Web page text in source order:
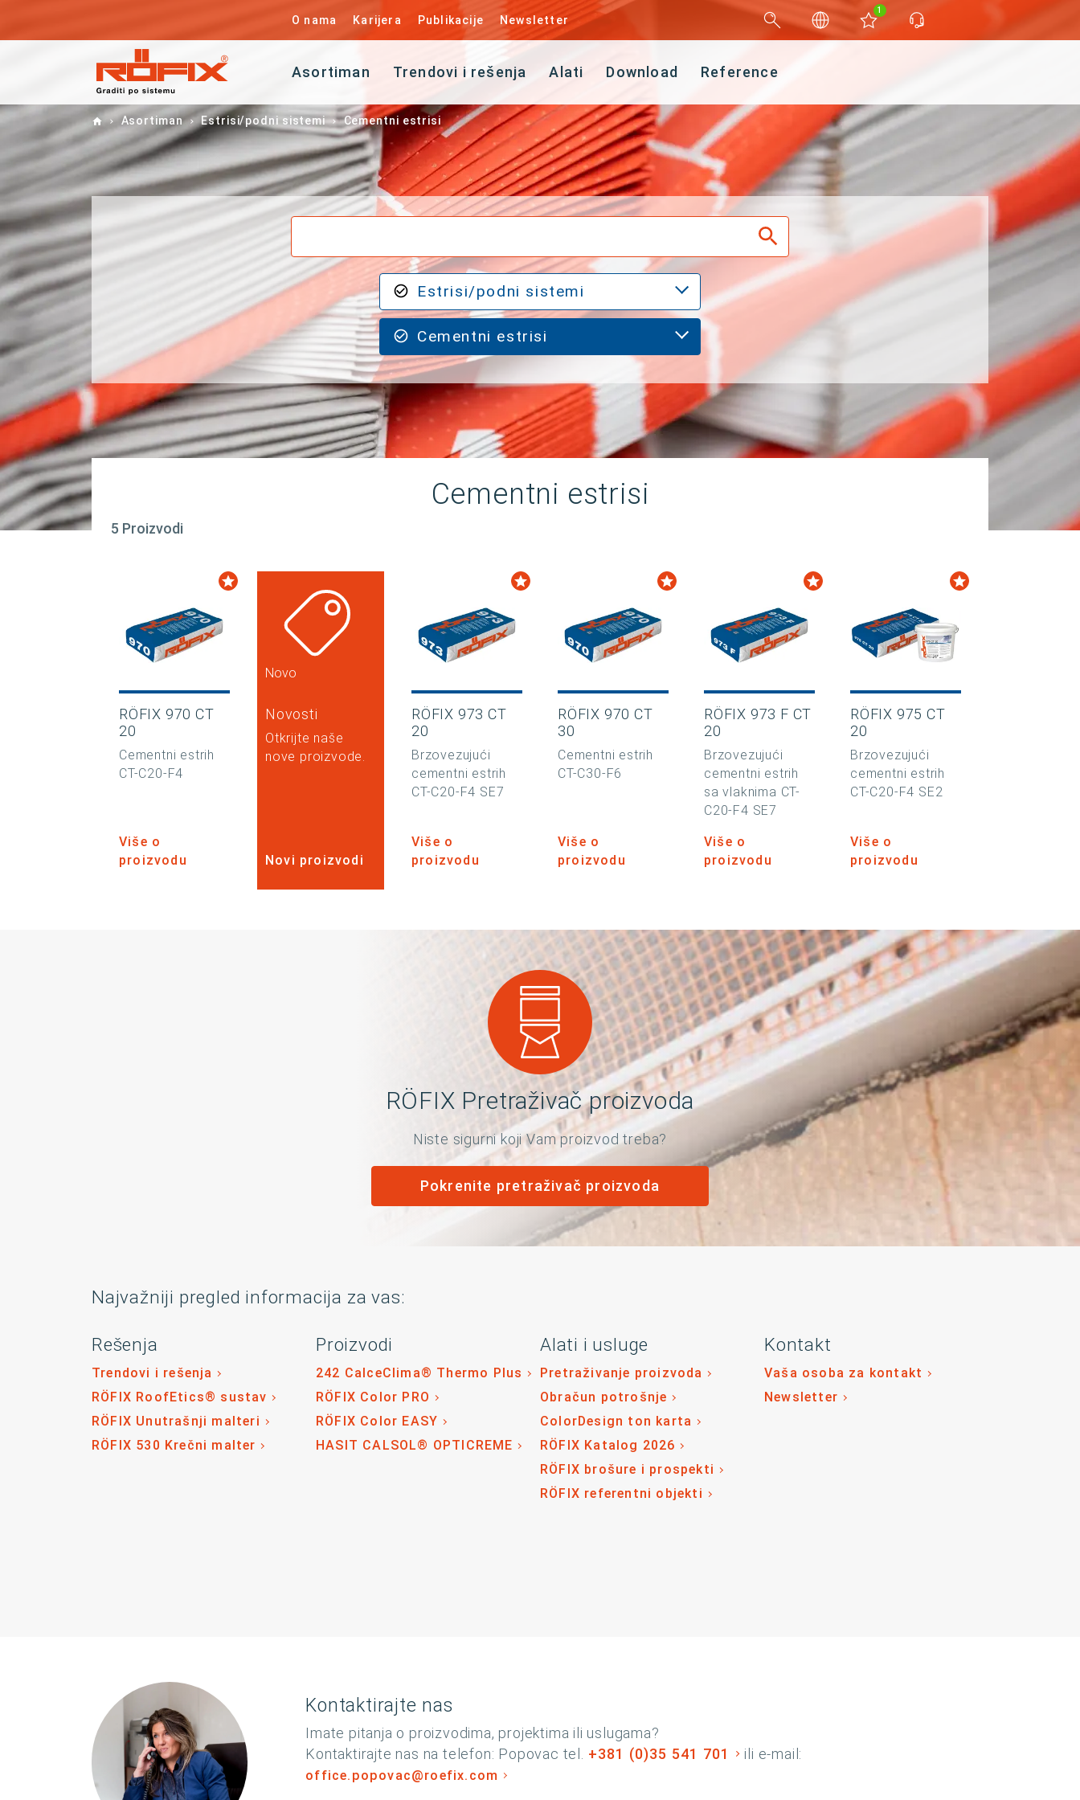
O nama Karijera Publikacije Newsletter
1
Asortiman Trendovi i rešenja Alati Download Reference
HomeAsortiman Estrisi/podni sistemi Cementni estrisi
Estrisi/podni sistemi
Cementni estrisi
Cementni estrisi
5 Proizvodi
RÖFIX 970 CT
20
Cementni estrih
CT-C20-F4
Više o
proizvodu
Novo
Novosti
Otkrijte naše
nove proizvode.
Novi proizvodi
RÖFIX 973 CT
20
Brzovezujući
cementni estrih
CT-C20-F4 SE7
Više o
proizvodu
RÖFIX 970 CT
30
Cementni estrih
CT-C30-F6
Više o
proizvodu
RÖFIX 973 F CT
20
Brzovezujući
cementni estrih
sa vlaknima CT-
C20-F4 SE7
Više o
proizvodu
RÖFIX 975 CT
20
Brzovezujući
cementni estrih
CT-C20-F4 SE2
Više o
proizvodu
RÖFIX Pretraživač proizvoda
Niste sigurni koji Vam proizvod treba?
Pokrenite pretraživač proizvoda
Najvažniji pregled informacija za vas:
Rešenja
Trendovi i rešenja
RÖFIX RoofEtics® sustav
RÖFIX Unutrašnji malteri
RÖFIX 530 Krečni malter
Proizvodi
242 CalceClima® Thermo Plus
RÖFIX Color PRO
RÖFIX Color EASY
HASIT CALSOL® OPTICREME
Alati i usluge
Pretraživanje proizvoda
Obračun potrošnje
ColorDesign ton karta
RÖFIX Katalog 2026
RÖFIX brošure i prospekti
RÖFIX referentni objekti
Kontakt
Vaša osoba za kontakt
Newsletter
Kontaktirajte nas
Imate pitanja o proizvodima, projektima ili uslugama?
Kontaktirajte nas na telefon: Popovac tel. +381 (0)35 541 701 ili e-mail:
office.popovac@roefix.com